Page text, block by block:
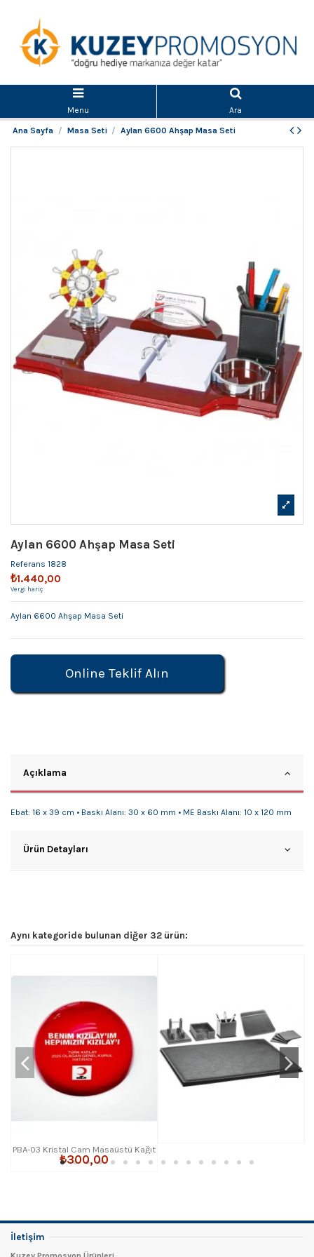
Menu Ara
Ana Sayfa Masa Seti Aylan 6600 Ahşap Masa Seti
Aylan 6600 Ahşap Masa Seti
Referans 1828
₺1.440,00
Vergi hariç
Aylan 6600 Ahşap Masa Seti
Online Teklif Alın
Açıklama
Ebat: 16 x 39 cm • Baskı Alanı: 30 x 60 mm • ME Baskı Alanı: 10 x 120 mm
Ürün Detayları
Aynı kategoride bulunan diğer 32 ürün:
PBA-03 Kristal Cam Masaüstü Kağıt
Ağırlığı
₺300,00
İletişim